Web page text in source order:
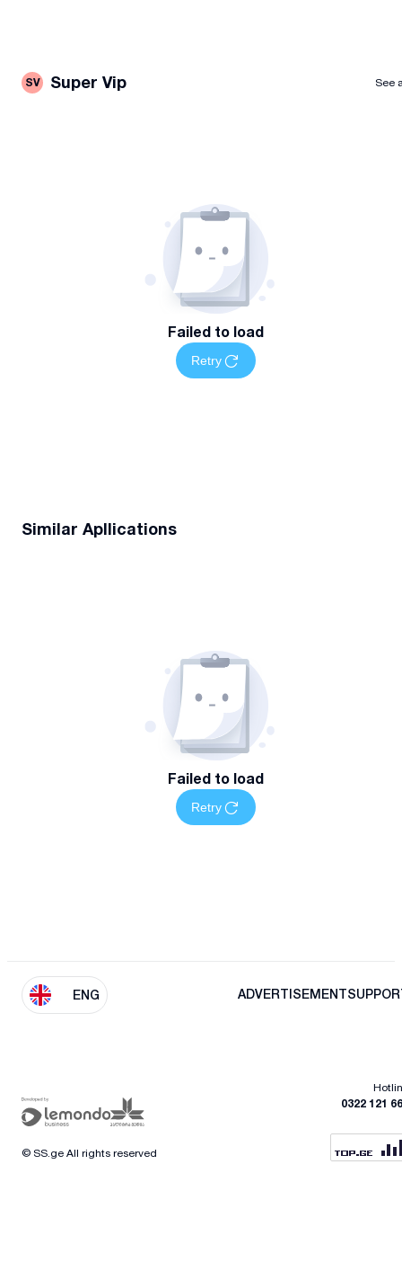
SV Super Vip See
Failed to load
Retry
Similar Apllications
Failed to load
Retry
ENG ADVERTISEMENT
0322 121
© SS.ge All rights reserved